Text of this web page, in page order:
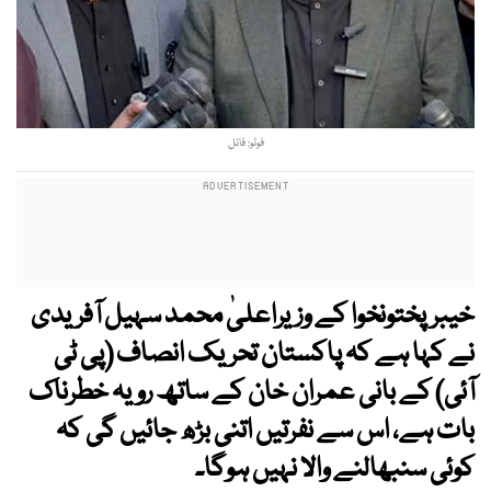
فوٹو: فائل
خیبرپختونخوا کے وزیراعلیٰ محمد سہیل آفریدی
نے کہا ہے کہ پاکستان تحریک انصاف (پی ٹی
آئی) کے بانی عمران خان کے ساتھ رویہ خطرناک
بات ہے، اس سے نفرتیں اتنی بڑھ جائیں گی کہ
کوئی سنبھالنے والا نہیں ہوگا۔